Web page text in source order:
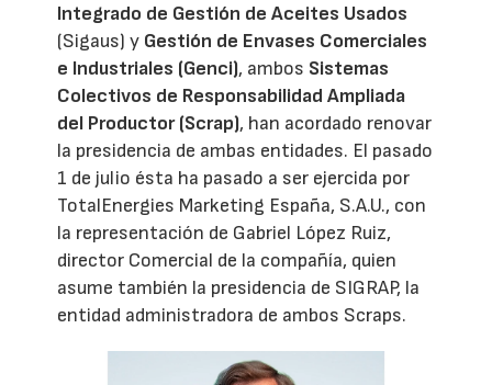
Integrado de Gestión de Aceites Usados
(Sigaus) y Gestión de Envases Comerciales
e Industriales (Genci), ambos Sistemas
Colectivos de Responsabilidad Ampliada
del Productor (Scrap), han acordado renovar
la presidencia de ambas entidades. El pasado
1 de julio ésta ha pasado a ser ejercida por
TotalEnergies Marketing España, S.A.U., con
la representación de Gabriel López Ruiz,
director Comercial de la compañía, quien
asume también la presidencia de SIGRAP, la
entidad administradora de ambos Scraps.